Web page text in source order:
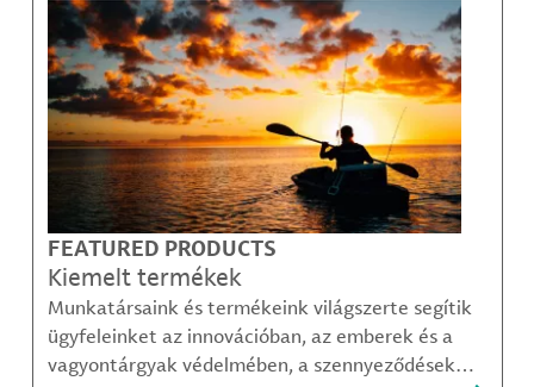
FEATURED PRODUCTS
Kiemelt termékek
Munkatársaink és termékeink világszerte segítik
ügyfeleinket az innovációban, az emberek és a
vagyontárgyak védelmében, a szennyeződések